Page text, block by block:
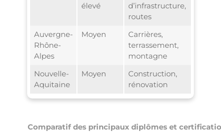
élevé
d’infrastructure,
routes
Auvergne-
Rhône-
Alpes
Moyen
Carrières,
terrassement,
montagne
Nouvelle-
Aquitaine
Moyen
Construction,
rénovation
Comparatif des principaux diplômes et